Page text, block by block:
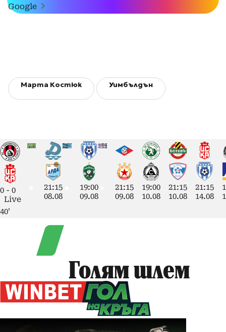
Google
Марта Костюк Уимбълдън
0 - 0
Live
40'
21:15
08.08
19:00
09.08
21:15
09.08
19:00
10.08
21:15
10.08
21:15
14.08
Голям шлем